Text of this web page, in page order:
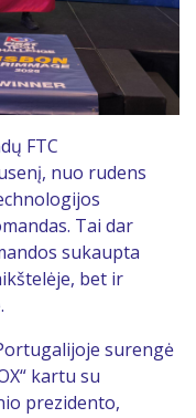
FTC
nuo rudens
Tai dar
sukaupta
bet ir
surengė
kartu su
prezidento,